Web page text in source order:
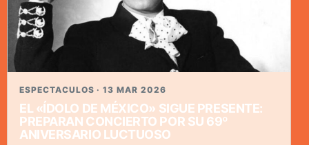
ESPECTACULOS · 13 MAR 2026
EL «ÍDOLO DE MÉXICO» SIGUE PRESENTE:
PREPARAN CONCIERTO POR SU 69º
ANIVERSARIO LUCTUOSO